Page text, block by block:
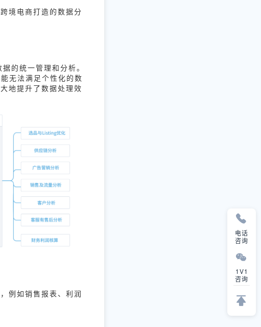
境电商打造的数据分
的统一管理和分析。
无法满足个性化的数
地提升了数据处理效
例如销售报表、利润
电话
咨询
1V1
咨询